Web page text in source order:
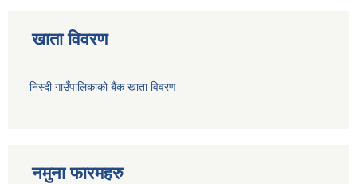
खाता विवरण
निस्दी गाउँपालिकाको बैंक खाता विवरण
नमुना फारमहरु